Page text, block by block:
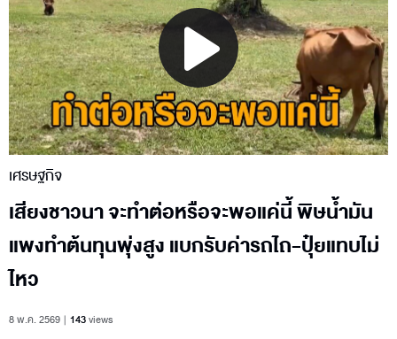
Play
Video
เศรษฐกิจ
เสียงชาวนา จะทำต่อหรือจะพอแค่นี้ พิษน้ำมัน
แพงทำต้นทุนพุ่งสูง แบกรับค่ารถไถ-ปุ๋ยแทบไม่
ไหว
8 พ.ค. 2569 143views